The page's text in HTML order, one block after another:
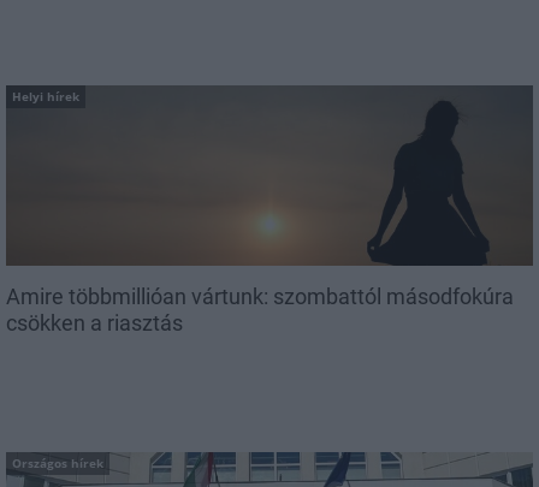
Helyi hírek
Amire többmillióan vártunk: szombattól másodfokúra
csökken a riasztás
Országos hírek